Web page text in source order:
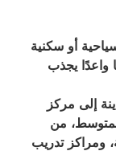
أو سكنية
واعدًا يجذب
إلى مركز
من
ومراكز تدريب